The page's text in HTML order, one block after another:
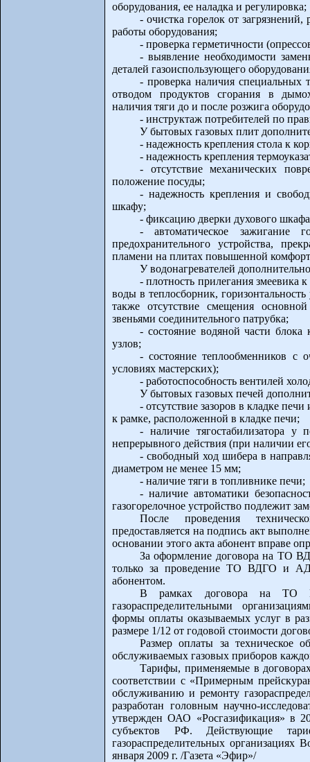
оборудования, ее наладка и регулировка;
- очистка горелок от
работы оборудования;
- проверка герметичности
- выявление необходимости
деталей газоиспользующего
- проверка наличия специальных
отводом продуктов сгорания в
наличия тяги до и после розжига
- инструктаж потребителей по
У бытовых газовых плит
- надежность крепления стола к
- надежность крепления
- отсутствие механических
положение посуды;
- надежность крепления и
шкафу;
- фиксацию дверки духового
- автоматическое зажигание
предохранительного устройства,
пламени на плитах повышенной
У водонагревателей
- плотность прилегания змеевика
воды в теплосборник,
также отсутствие смещения
звеньями соединительного патрубка;
- состояние водяной части
узлов;
- состояние теплообменников
условиях мастерских);
- работоспособность вентилей
У бытовых газовых печей
- отсутствие зазоров в кладке
к рамке, расположенной в кладке печи;
- наличие тягостабилизатора у
непрерывного действия (при наличии
- свободный ход шибера в
диаметром не менее 15 мм;
- наличие тяги в топливнике печи;
- наличие автоматики
газогорелочное устройство подлежит
После проведения
предоставляется на подпись акт
основании этого акта абонент вправе
За оформление договора на ТО
только за проведение ТО ВДГО и
абонентом.
В рамках договора на ТО
газораспределительными
формы оплаты оказываемых услуг в
размере 1/12 от годовой стоимости
Размер оплаты за техническое
обслуживаемых газовых приборов
Тарифы, применяемые в
соответствии с «Примерным
обслуживанию и ремонту
разработан головным научно-
утвержден ОАО «Росгазификация» в
субъектов РФ. Действующие
газораспределительных организациях
января 2009 г. /Газета «Эфир»/